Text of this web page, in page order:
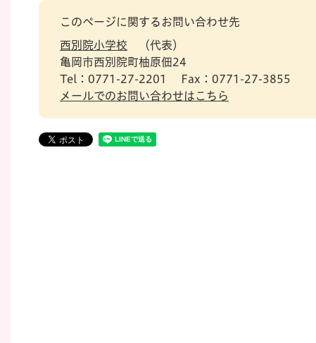
このページに関するお問い合わせ先
西別院小学校
代表
亀岡市西別院町柚原佃24
Tel：0771-27-2201
Fax：0771-27-3855
メールでのお問い合わせはこちら